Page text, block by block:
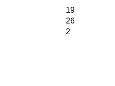
19
26
2